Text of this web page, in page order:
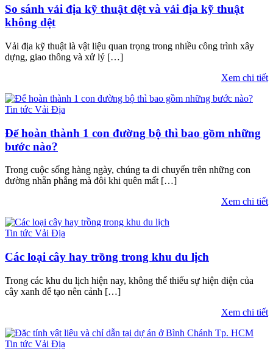
So sánh vải địa kỹ thuật dệt và vải địa kỹ thuật
không dệt
Vải địa kỹ thuật là vật liệu quan trọng trong nhiều công trình xây
dựng, giao thông và xử lý […]
Xem chi tiết
Tin tức Vải Địa
Để hoàn thành 1 con đường bộ thì bao gồm những
bước nào?
Trong cuộc sống hàng ngày, chúng ta di chuyển trên những con
đường nhẵn phẳng mà đôi khi quên mất […]
Xem chi tiết
Tin tức Vải Địa
Các loại cây hay trồng trong khu du lịch
Trong các khu du lịch hiện nay, không thể thiếu sự hiện diện của
cây xanh để tạo nên cảnh […]
Xem chi tiết
Tin tức Vải Địa